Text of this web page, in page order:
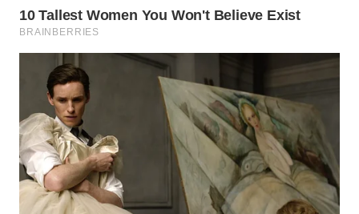
WN
PRIANGAN
WN
SEMARANG
WN
SOLO
WN